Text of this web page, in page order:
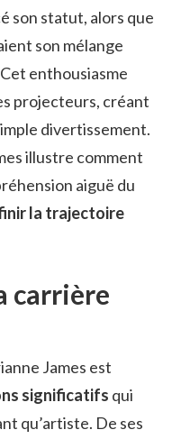
son statut, alors que
son mélange
enthousiasme
projecteurs, créant
divertissement.
illustre comment
aiguë du
la trajectoire
carrière
James est
significatifs qui
qu’artiste. De ses